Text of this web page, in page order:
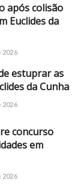
após colisão
Euclides da
2026
estuprar as
da Cunha
2026
concurso
em
2026